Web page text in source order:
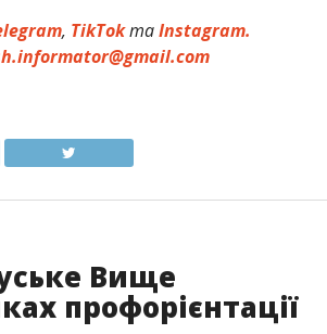
, TikTokтаInstagram.
Вище
профорієнтації